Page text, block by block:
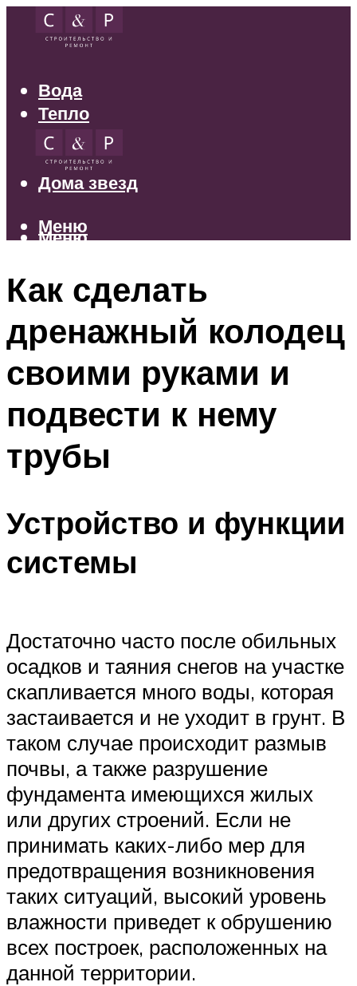
Вода
Тепло
Электрика
Свет
Дома звезд
Меню
Меню
Как сделать
дренажный колодец
своими руками и
подвести к нему
трубы
Устройство и функции
системы
Достаточно часто после обильных
осадков и таяния снегов на участке
скапливается много воды, которая
застаивается и не уходит в грунт. В
таком случае происходит размыв
почвы, а также разрушение
фундамента имеющихся жилых
или других строений. Если не
принимать каких-либо мер для
предотвращения возникновения
таких ситуаций, высокий уровень
влажности приведет к обрушению
всех построек, расположенных на
данной территории.